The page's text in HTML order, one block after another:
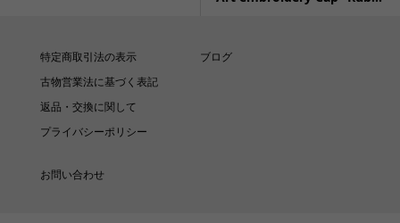
特定商取引法の表示
古物営業法に基づく表記
返品・交換に関して
プライバシーポリシー
ブログ
お問い合わせ